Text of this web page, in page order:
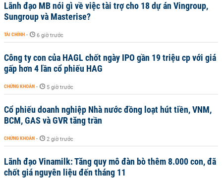
Lãnh đạo MB nói gì về việc tài trợ cho 18 dự án Vingroup,
Sungroup và Masterise?
TÀI CHÍNH - 6 giờ trước
Công ty con của HAGL chốt ngày IPO gần 19 triệu cp với giá
gấp hơn 4 lần cổ phiếu HAG
CHỨNG KHOÁN - 5 giờ trước
Cổ phiếu doanh nghiệp Nhà nước đồng loạt hút tiền, VNM,
BCM, GAS và GVR tăng trần
CHỨNG KHOÁN - 2 giờ trước
Lãnh đạo Vinamilk: Tăng quy mô đàn bò thêm 8.000 con, đã
chốt giá nguyên liệu đến tháng 11